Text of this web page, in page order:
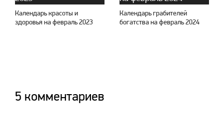
Календарь красоты и
здоровья на февраль 2023
Календарь грабителей
богатства на февраль 2024
5 комментариев